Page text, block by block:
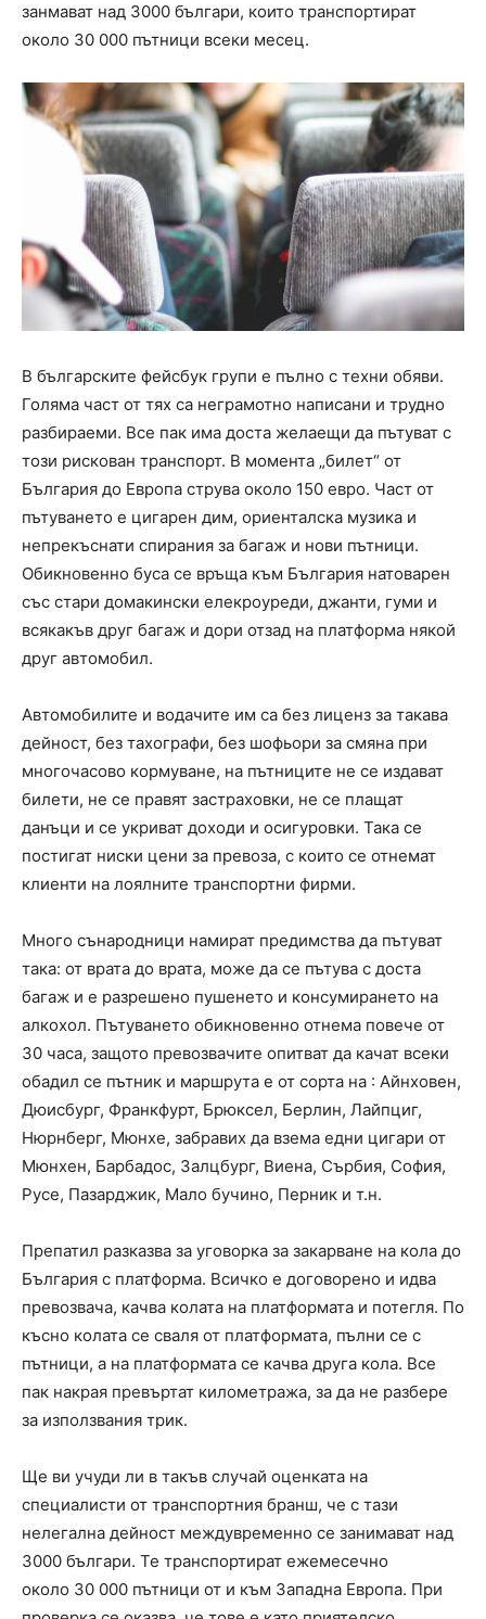
занмават над 3000 българи, които транспортират
около 30 000 пътници всеки месец.
В българските фейсбук групи е пълно с техни обяви.
Голяма част от тях са неграмотно написани и трудно
разбираеми. Все пак има доста желаещи да пътуват с
този рискован транспорт. В момента „билет“ от
България до Европа струва около 150 евро. Част от
пътуването е цигарен дим, ориенталска музика и
непрекъснати спирания за багаж и нови пътници.
Обикновенно буса се връща към България натоварен
със стари домакински елекроуреди, джанти, гуми и
всякакъв друг багаж и дори отзад на платформа някой
друг автомобил.
Автомобилите и водачите им са без лиценз за такава
дейност, без тахографи, без шофьори за смяна при
многочасово кормуване, на пътниците не се издават
билети, не се правят застраховки, не се плащат
данъци и се укриват доходи и осигуровки. Така се
постигат ниски цени за превоза, с които се отнемат
клиенти на лоялните транспортни фирми.
Много сънародници намират предимства да пътуват
така: от врата до врата, може да се пътува с доста
багаж и е разрешено пушенето и консумирането на
алкохол. Пътуването обикновенно отнема повече от
30 часа, защото превозвачите опитват да качат всеки
обадил се пътник и маршрута е от сорта на : Айнховен,
Дюисбург, Франкфурт, Брюксел, Берлин, Лайпциг,
Нюрнберг, Мюнхе, забравих да взема едни цигари от
Мюнхен, Барбадос, Залцбург, Виена, Сърбия, София,
Русе, Пазарджик, Мало бучино, Перник и т.н.
Препатил разказва за уговорка за закарване на кола до
България с платформа. Всичко е договорено и идва
превозвача, качва колата на платформата и потегля. По
късно колата се сваля от платформата, пълни се с
пътници, а на платформата се качва друга кола. Все
пак накрая превъртат километража, за да не разбере
за използвания трик.
Ще ви учуди ли в такъв случай оценката на
специалисти от транспортния бранш, че с тази
нелегална дейност междувременно се занимават над
3000 българи. Te транспортират ежемесечно
около 30 000 пътници от и към Западна Европа. При